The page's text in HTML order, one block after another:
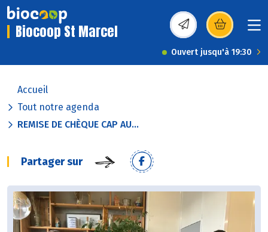
Biocoop St Marcel (s’ouvre dans une
Ouvert jusqu'à 19:30
Accueil
Tout notre agenda
REMISE DE CHÈQUE CAP AU...
Partager sur